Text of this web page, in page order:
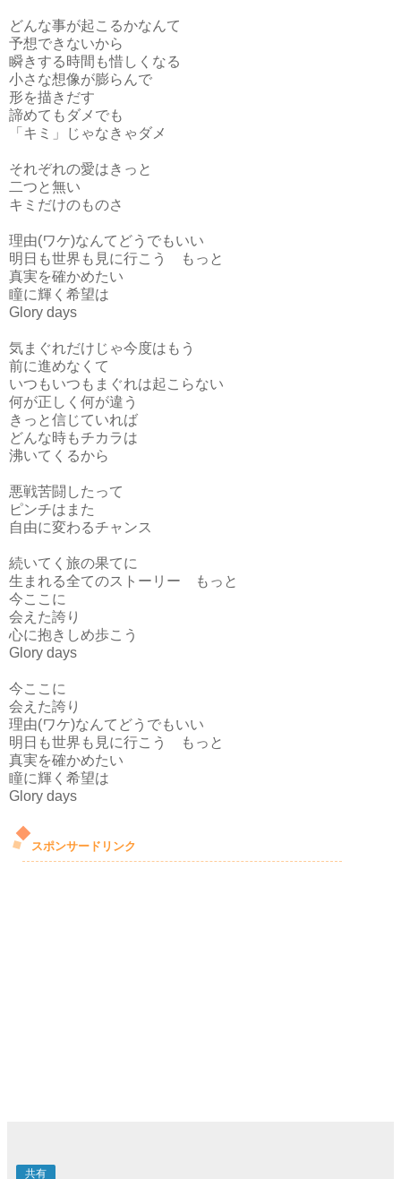
どんな事が起こるかなんて
予想できないから
瞬きする時間も惜しくなる
小さな想像が膨らんで
形を描きだす
諦めてもダメでも
「キミ」じゃなきゃダメ
それぞれの愛はきっと
二つと無い
キミだけのものさ
理由(ワケ)なんてどうでもいい
明日も世界も見に行こう もっと
真実を確かめたい
瞳に輝く希望は
Glory days
気まぐれだけじゃ今度はもう
前に進めなくて
いつもいつもまぐれは起こらない
何が正しく何が違う
きっと信じていれば
どんな時もチカラは
沸いてくるから
悪戦苦闘したって
ピンチはまた
自由に変わるチャンス
続いてく旅の果てに
生まれる全てのストーリー もっと
今ここに
会えた誇り
心に抱きしめ歩こう
Glory days
今ここに
会えた誇り
理由(ワケ)なんてどうでもいい
明日も世界も見に行こう もっと
真実を確かめたい
瞳に輝く希望は
Glory days
スポンサードリンク
共有